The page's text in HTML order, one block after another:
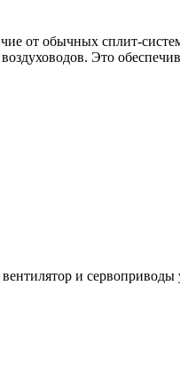
от обычных сплит-
Это
и сервоприводы